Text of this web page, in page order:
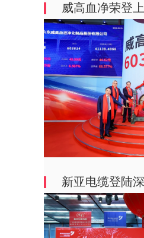
威高血净荣登
新亚电缆登陆